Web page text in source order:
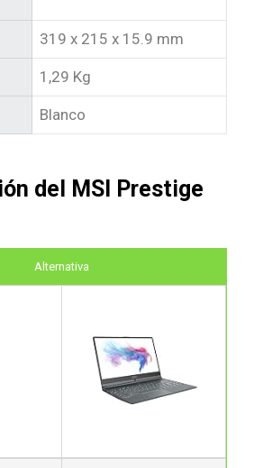
319 x 215 x 15.9 mm
1,29 Kg
Blanco
del MSI Prestige
Alternativa